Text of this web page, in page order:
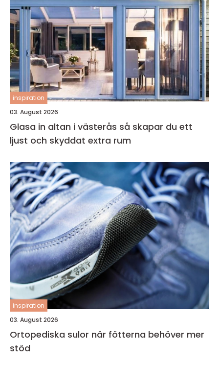
inspiration
03. August 2026
Glasa in altan i västerås så skapar du ett
ljust och skyddat extra rum
inspiration
03. August 2026
Ortopediska sulor när fötterna behöver mer
stöd